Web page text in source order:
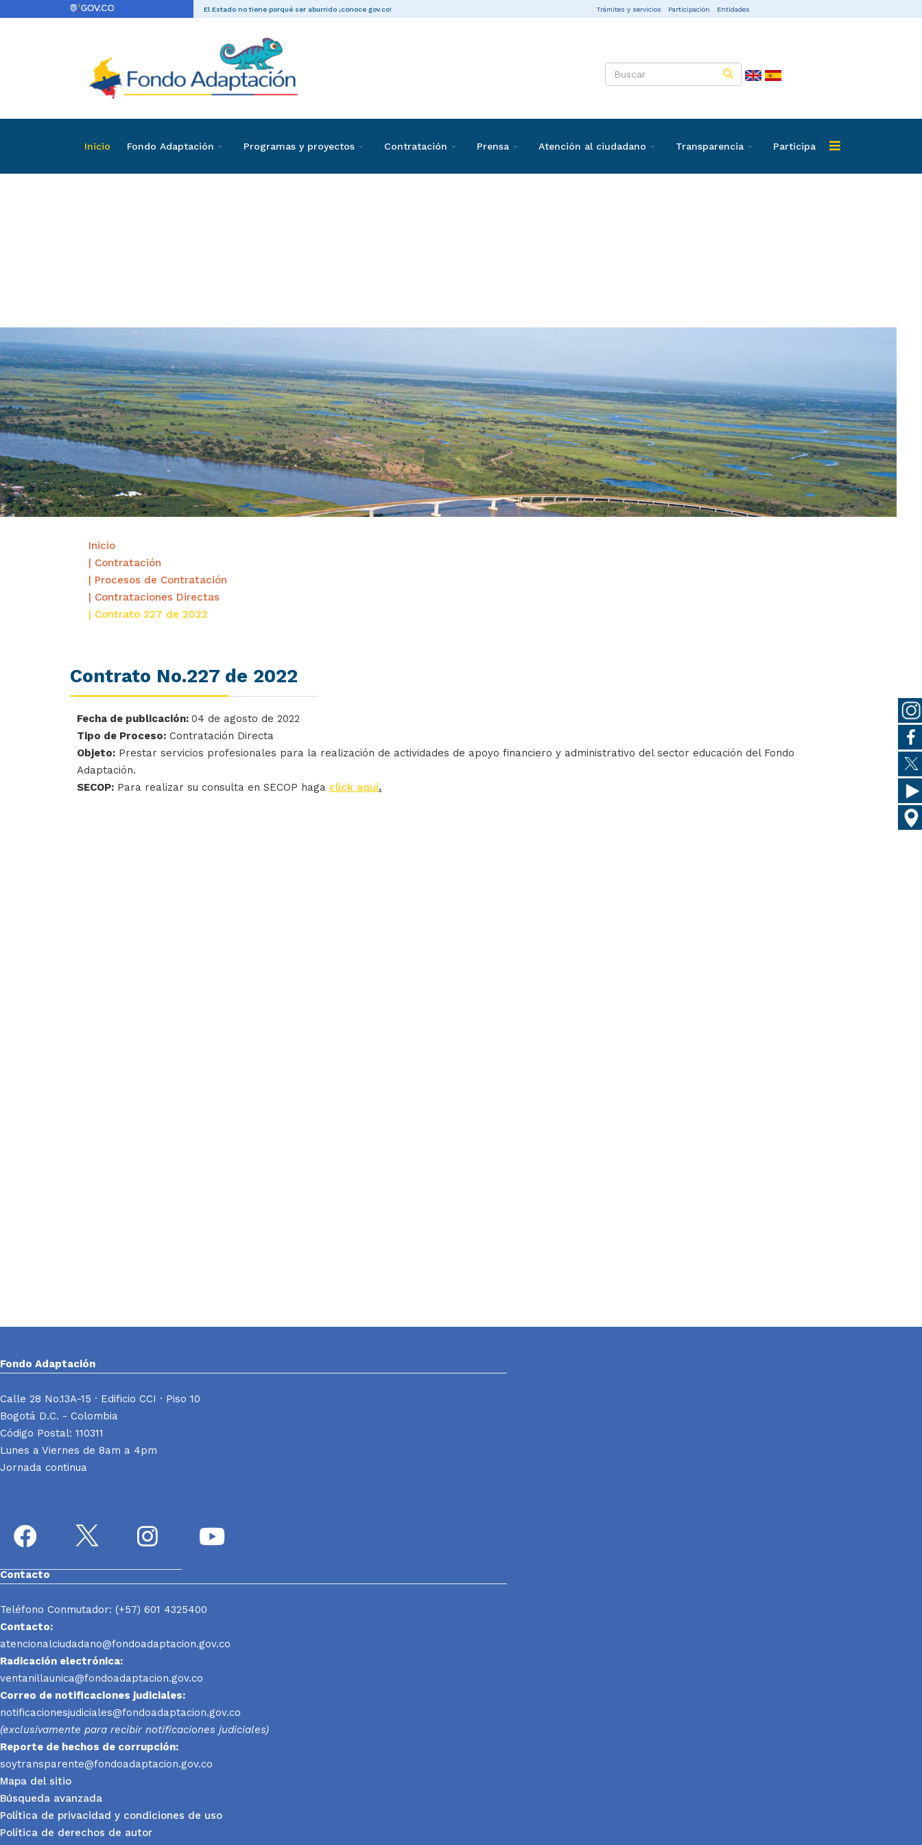
El Estado no tiene porqué ser aburrido ¡conoce gov.co! Trámites y servicios Participación Entidades
Inicio Fondo Adaptación Programas y proyectos Contratación Prensa Atención al ciudadano Transparencia Participa
Directas
Inicio
| Contratación
| Procesos de Contratación
| Contrataciones Directas
| Contrato 227 de 2022
Contrato No.227 de 2022
Fecha de publicación: 04 de agosto de 2022
Tipo de Proceso: Contratación Directa
Objeto: Prestar servicios profesionales para la realización de actividades de apoyo financiero y administrativo del sector educación del Fondo
Adaptación.
SECOP: Para realizar su consulta en SECOP haga click aquí.
Fondo Adaptación
Calle 28 No.13A-15 · Edificio CCI · Piso 10
Bogotá D.C. - Colombia
Código Postal: 110311
Lunes a Viernes de 8am a 4pm
Jornada continua
Contacto
Teléfono Conmutador: (+57) 601 4325400
Contacto:
atencionalciudadano@fondoadaptacion.gov.co
Radicación electrónica:
ventanillaunica@fondoadaptacion.gov.co
Correo de notificaciones judiciales:
notificacionesjudiciales@fondoadaptacion.gov.co
(exclusivamente para recibir notificaciones judiciales)
Reporte de hechos de corrupción:
soytransparente@fondoadaptacion.gov.co
Mapa del sitio
Búsqueda avanzada
Política de privacidad y condiciones de uso
Política de derechos de autor